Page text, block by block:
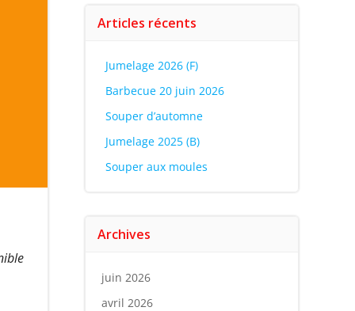
Articles récents
Jumelage 2026 (F)
Barbecue 20 juin 2026
Souper d’automne
Jumelage 2025 (B)
Souper aux moules
Archives
juin 2026
avril 2026